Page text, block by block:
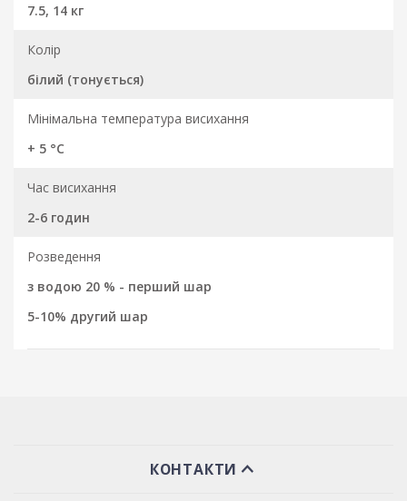
7.5, 14 кг
Колір
білий (тонується)
Мінімальна температура висихання
+ 5 °C
Час висихання
2-6 годин
Розведення
з водою 20 % - перший шар
5-10% другий шар
КОНТАКТИ